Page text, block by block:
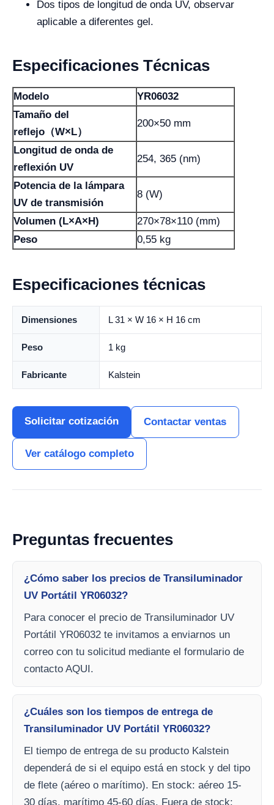
Dos tipos de longitud de onda UV, observar
aplicable a diferentes gel.
Especificaciones Técnicas
Modelo
YR06032
Tamaño del
reflejo（W×L）
200×50 mm
Longitud de onda de
reflexión UV
254, 365 (nm)
Potencia de la lámpara
UV de transmisión
8 (W)
Volumen (L×A×H)
270×78×110 (mm)
Peso
0,55 kg
Especificaciones técnicas
Dimensiones L 31 × W 16 × H 16 cm
Peso 1 kg
Fabricante Kalstein
Solicitar cotización Contactar ventas
Ver catálogo completo
Preguntas frecuentes
¿Cómo saber los precios de Transiluminador
UV Portátil YR06032?
Para conocer el precio de Transiluminador UV
Portátil YR06032 te invitamos a enviarnos un
correo con tu solicitud mediante el formulario de
contacto AQUI.
¿Cuáles son los tiempos de entrega de
Transiluminador UV Portátil YR06032?
El tiempo de entrega de su producto Kalstein
dependerá de si el equipo está en stock y del tipo
de flete (aéreo o marítimo). En stock: aéreo 15-
30 días, marítimo 45-60 días. Fuera de stock: